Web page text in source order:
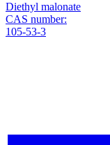
Diethyl malonate
CAS number:
105-53-3